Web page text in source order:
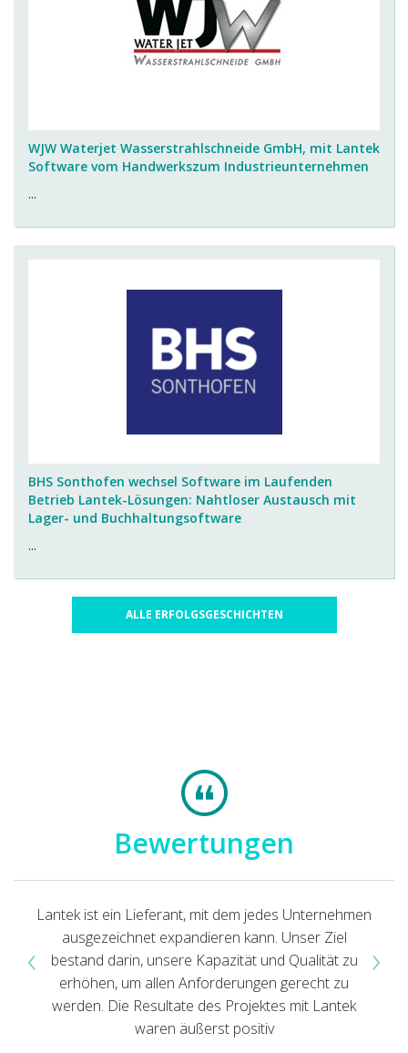
WJW Waterjet Wasserstrahlschneide GmbH, mit Lantek
Software vom Handwerkszum Industrieunternehmen
...
BHS Sonthofen wechsel Software im Laufenden
Betrieb Lantek-Lösungen: Nahtloser Austausch mit
Lager- und Buchhaltungsoftware
...
ALLE ERFOLGSGESCHICHTEN
Bewertungen
Lantek ist ein Lieferant, mit dem jedes Unternehmen
ausgezeichnet expandieren kann. Unser Ziel
bestand darin, unsere Kapazität und Qualität zu
erhöhen, um allen Anforderungen gerecht zu
werden. Die Resultate des Projektes mit Lantek
waren äußerst positiv
‹ ›